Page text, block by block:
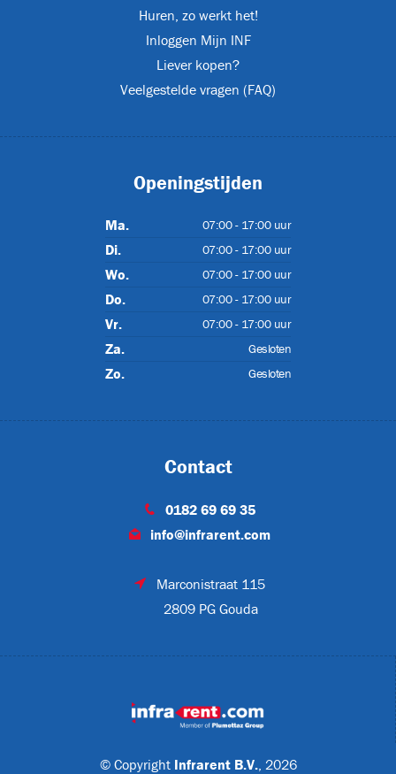
Huren, zo werkt het!
Inloggen Mijn INF
Liever kopen?
Veelgestelde vragen (FAQ)
Openingstijden
Ma. 07:00 - 17:00 uur
Di. 07:00 - 17:00 uur
Wo. 07:00 - 17:00 uur
Do. 07:00 - 17:00 uur
Vr. 07:00 - 17:00 uur
Za. Gesloten
Zo. Gesloten
Contact
0182 69 69 35
info@infrarent.com
Marconistraat 115
2809 PG Gouda
© Copyright Infrarent B.V., 2026